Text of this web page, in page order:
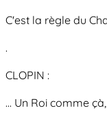
C'est la règle du
.
CLOPIN :
... Un Roi comme